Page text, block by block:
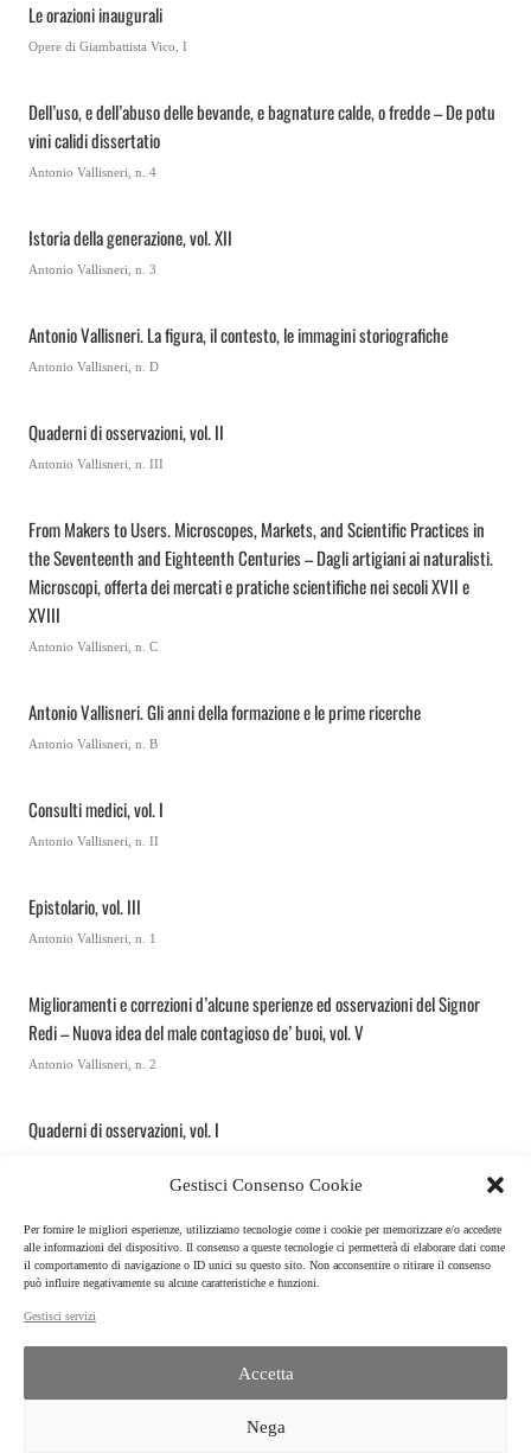
Gestisci Consenso Cookie
Per fornire le migliori esperienze, utilizziamo tecnologie come i cookie per memorizzare e/o accedere
alle informazioni del dispositivo. Il consenso a queste tecnologie ci permetterà di elaborare dati come
il comportamento di navigazione o ID unici su questo sito. Non acconsentire o ritirare il consenso
può influire negativamente su alcune caratteristiche e funzioni.
Gestisci servizi
Accetta
Nega
Le orazioni inaugurali
Opere di Giambattista Vico, I
Dell’uso, e dell’abuso delle bevande, e bagnature calde, o fredde – De potu
vini calidi dissertatio
Antonio Vallisneri, n. 4
Istoria della generazione, vol. XII
Antonio Vallisneri, n. 3
Antonio Vallisneri. La figura, il contesto, le immagini storiografiche
Antonio Vallisneri, n. D
Quaderni di osservazioni, vol. II
Antonio Vallisneri, n. III
From Makers to Users. Microscopes, Markets, and Scientific Practices in
the Seventeenth and Eighteenth Centuries – Dagli artigiani ai naturalisti.
Microscopi, offerta dei mercati e pratiche scientifiche nei secoli XVII e
XVIII
Antonio Vallisneri, n. C
Antonio Vallisneri. Gli anni della formazione e le prime ricerche
Antonio Vallisneri, n. B
Consulti medici, vol. I
Antonio Vallisneri, n. II
Epistolario, vol. III
Antonio Vallisneri, n. 1
Miglioramenti e correzioni d’alcune sperienze ed osservazioni del Signor
Redi – Nuova idea del male contagioso de’ buoi, vol. V
Antonio Vallisneri, n. 2
Quaderni di osservazioni, vol. I
Bibliografia delle opere di Antonio Vallisneri
Antonio Vallisneri, n. A
P.IVA 02118311006 | C.F.: 80054330586 | © 2022